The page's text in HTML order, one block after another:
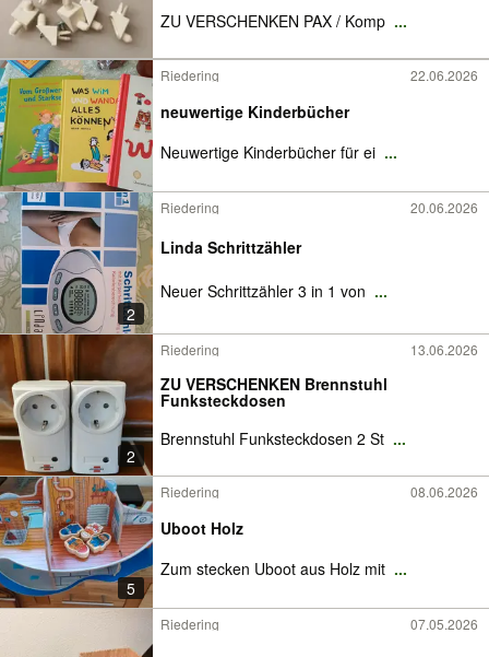
ZU VERSCHENKEN PAX / Komp ...
Riedering 22.06.2026
neuwertige Kinderbücher
Neuwertige Kinderbücher für ei ...
2
Riedering 20.06.2026
Linda Schrittzähler
Neuer Schrittzähler 3 in 1 von ...
2
Riedering 13.06.2026
ZU VERSCHENKEN Brennstuhl
Funksteckdosen
Brennstuhl Funksteckdosen 2 St ...
5
Riedering 08.06.2026
Uboot Holz
Zum stecken Uboot aus Holz mit ...
Riedering 07.05.2026